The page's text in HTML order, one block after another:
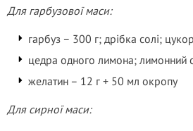
Для гарбузової маси:
гарбуз – 300 г; дрібка солі;
цедра одного лимона; лимонний
желатин – 12 г + 50 мл окропу
Для сирної маси: